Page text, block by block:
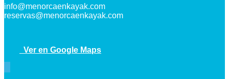
info@menorcaenkayak.com
reservas@menorcaenkayak.com
Ver en Google Maps